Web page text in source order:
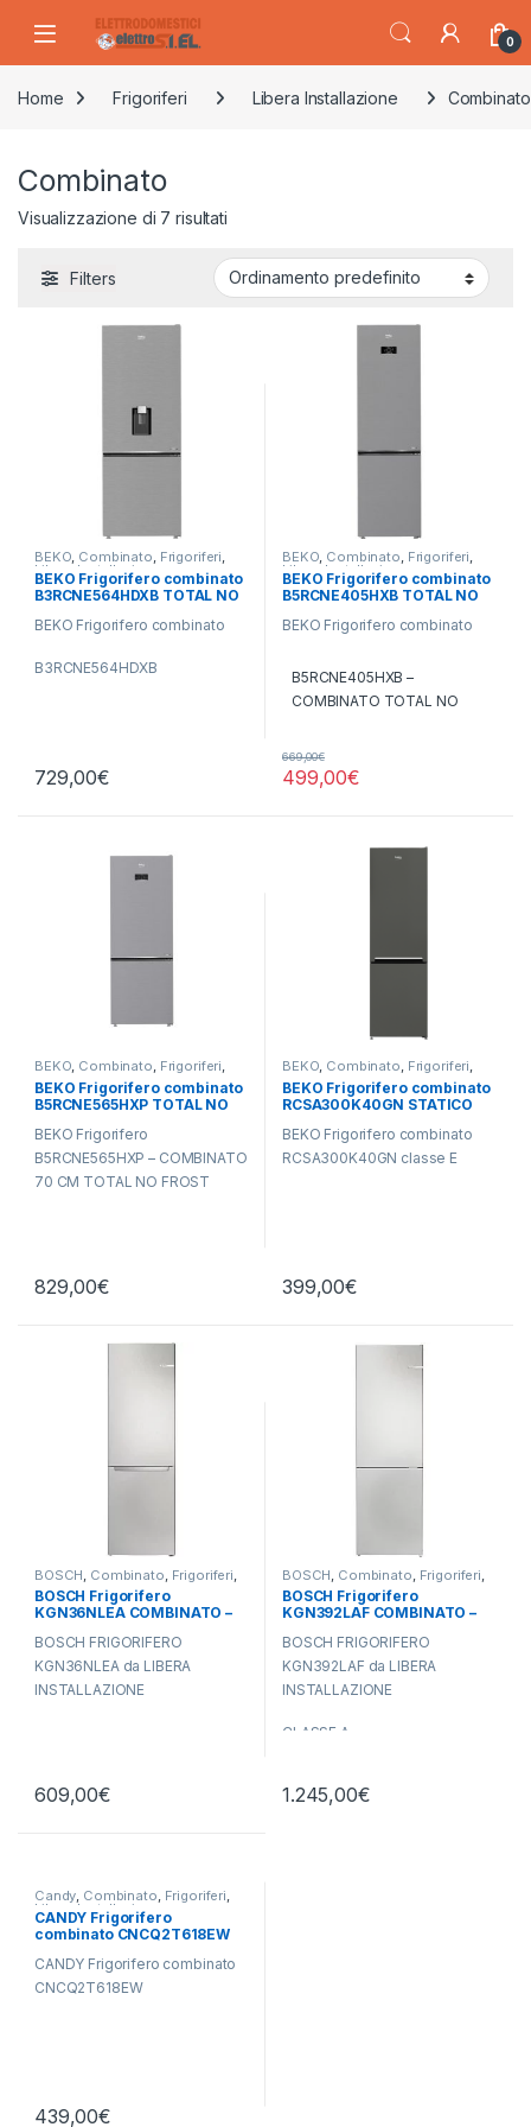
0
Home Frigoriferi Libera Installazione Combinato
Combinato
Visualizzazione di 7 risultati
Filters
BEKO, Combinato, Frigoriferi,
Libera Installazione
BEKO Frigorifero combinato
B3RCNE564HDXB TOTAL NO
BEKO Frigorifero combinato
B3RCNE564HDXB
729,00€
BEKO, Combinato, Frigoriferi,
Libera Installazione
BEKO Frigorifero combinato
B5RCNE405HXB TOTAL NO
BEKO Frigorifero combinato
B5RCNE405HXB –
COMBINATO TOTAL NO
499,00€
669,00€
BEKO, Combinato, Frigoriferi,
Libera Installazione
BEKO Frigorifero combinato
B5RCNE565HXP TOTAL NO
BEKO Frigorifero
B5RCNE565HXP – COMBINATO
70 CM TOTAL NO FROST
829,00€
BEKO, Combinato, Frigoriferi,
Libera Installazione
BEKO Frigorifero combinato
RCSA300K40GN STATICO
BEKO Frigorifero combinato
RCSA300K40GN classe E
399,00€
BOSCH Combinato Frigoriferi
Libera Installazione
BOSCH Frigorifero
KGN36NLEA COMBINATO –
BOSCH FRIGORIFERO
KGN36NLEA da LIBERA
INSTALLAZIONE
609,00€
BOSCH Combinato Frigoriferi
Libera Installazione
BOSCH Frigorifero
KGN392LAF COMBINATO –
BOSCH FRIGORIFERO
KGN392LAF da LIBERA
INSTALLAZIONE
CLASSE A
1.245,00€
Candy, Combinato, Frigoriferi,
Libera Installazione
CANDY Frigorifero
combinato CNCQ2T618EW
CANDY Frigorifero combinato
CNCQ2T618EW
439,00€